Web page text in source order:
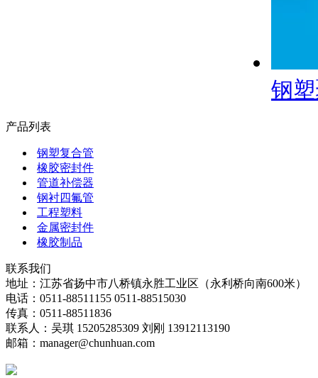
钢
产品列表
钢塑复合管
橡胶密封件
管道补偿器
钢衬四氟管
工程塑料
金属密封件
橡胶制品
联系我们
地址：江苏省扬中市八桥镇永胜工业区（永利桥向南600米）
电话：0511-88511155 0511-88515030
传真：0511-88511836
联系人：吴琪 15205285309 刘刚 13912113190
邮箱：manager@chunhuan.com